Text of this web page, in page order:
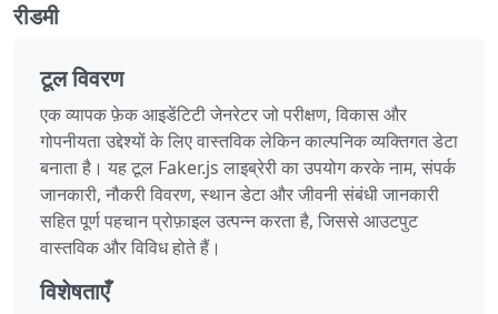
रीडमी
टूल विवरण
एक व्यापक फ़ेक आइडेंटिटी जेनरेटर जो परीक्षण, विकास और
गोपनीयता उद्देश्यों के लिए वास्तविक लेकिन काल्पनिक व्यक्तिगत डेटा
बनाता है। यह टूल Faker.js लाइब्रेरी का उपयोग करके नाम, संपर्क
जानकारी, नौकरी विवरण, स्थान डेटा और जीवनी संबंधी जानकारी
सहित पूर्ण पहचान प्रोफ़ाइल उत्पन्न करता है, जिससे आउटपुट
वास्तविक और विविध होते हैं।
विशेषताएँ